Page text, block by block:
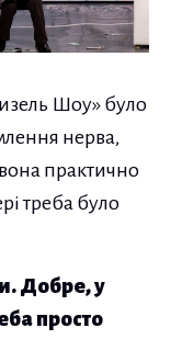
Шоу» було
нерва,
практично
треба було
Добре, у
просто